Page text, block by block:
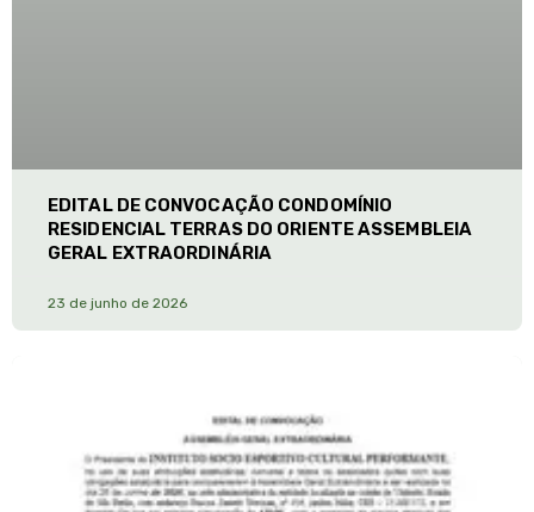
EDITAL DE CONVOCAÇÃO CONDOMÍNIO
RESIDENCIAL TERRAS DO ORIENTE ASSEMBLEIA
GERAL EXTRAORDINÁRIA
23 de junho de 2026